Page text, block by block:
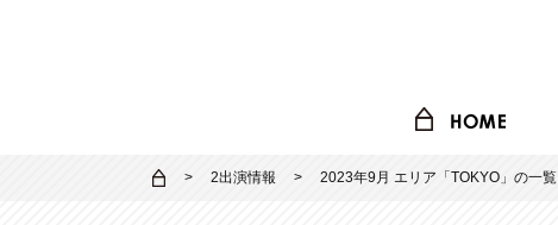
2出演情報 2023年9月 エリア「TOKYO」の一覧